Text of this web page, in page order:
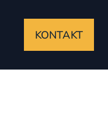
KONTAKT